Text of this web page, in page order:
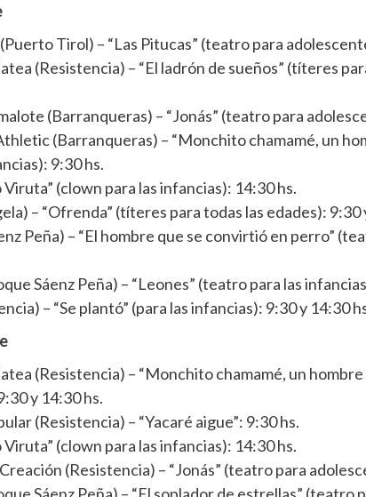
Tirol) – “Las Pitucas” (teatro para
(Resistencia) – “El ladrón de sueños” (títeres
(Barranqueras) – “Jonás” (teatro para
(Barranqueras) – “Monchito chamamé, un
9:30 hs.
Viruta” (clown para las infancias): 14:30 hs.
– “Ofrenda” (títeres para todas las edades): 9:30
Peña) – “El hombre que se convirtió en perro”
Sáenz Peña) – “Leones” (teatro para las
– “Se plantó” (para las infancias): 9:30 y 14:30
(Resistencia) – “Monchito chamamé, un
y 14:30 hs.
(Resistencia) – “Yacaré aigue”: 9:30 hs.
Viruta” (clown para las infancias): 14:30 hs.
(Resistencia) – “Jonás” (teatro para